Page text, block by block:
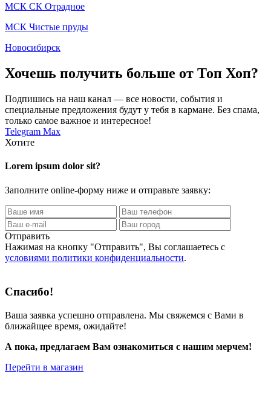
МСК СК Отрадное
МСК Чистые пруды
Новосибирск
Хочешь получить больше от Топ Хоп?
Подпишись на наш канал — все новости, события и
специальные предложения будут у тебя в кармане. Без спама,
только самое важное и интересное!
Telegram Max
Хотите
Lorem ipsum dolor sit?
Заполните online-форму ниже и отправьте заявку:
Отправить
Нажимая на кнопку "Отправить", Вы соглашаетесь с
условиями политики конфиденциальности.
Спасибо!
Ваша заявка успешно отправлена. Мы свяжемся с Вами в
ближайщее время, ожидайте!
А пока, предлагаем Вам ознакомиться с нашим мерчем!
Перейти в магазин